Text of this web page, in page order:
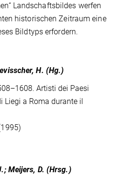
Landschaftsbildes werfen
historischen Zeitraum eine
Bildtyps erfordern.
H. (Hg.)
Artisti dei Paesi
Liegi a Roma durante il
Meijers, D. (Hrsg.)